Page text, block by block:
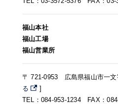
福山本社
福山工場
福山営業所
〒 721-0953 広島県福山市一文
る
]
TEL：084-953-1234 FAX：